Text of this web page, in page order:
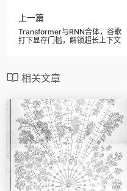
上一篇
Transformer与RNN合体，谷歌
打下显存门槛，解锁超长上下文
相关文章